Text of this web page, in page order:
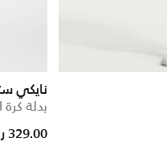
نايكي
بدلة كرة
reduced from
to
329.00 ر.س